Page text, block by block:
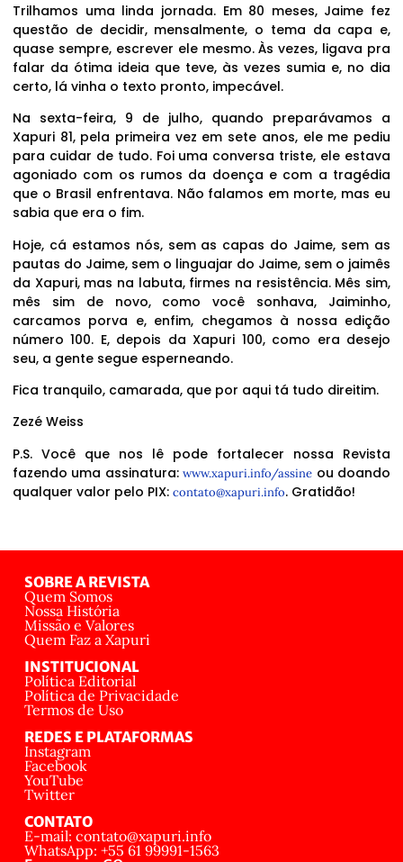
Trilhamos uma linda jornada. Em 80 meses, Jaime fez
questão de decidir, mensalmente, o tema da capa e,
quase sempre, escrever ele mesmo. Às vezes, ligava pra
falar da ótima ideia que teve, às vezes sumia e, no dia
certo, lá vinha o texto pronto, impecável.
Na sexta-feira, 9 de julho, quando preparávamos a
Xapuri 81, pela primeira vez em sete anos, ele me pediu
para cuidar de tudo. Foi uma conversa triste, ele estava
agoniado com os rumos da doença e com a tragédia
que o Brasil enfrentava. Não falamos em morte, mas eu
sabia que era o fim.
Hoje, cá estamos nós, sem as capas do Jaime, sem as
pautas do Jaime, sem o linguajar do Jaime, sem o jaimês
da Xapuri, mas na labuta, firmes na resistência. Mês sim,
mês sim de novo, como você sonhava, Jaiminho,
carcamos porva e, enfim, chegamos à nossa edição
número 100. E, depois da Xapuri 100, como era desejo
seu, a gente segue esperneando.
Fica tranquilo, camarada, que por aqui tá tudo direitim.
Zezé Weiss
P.S. Você que nos lê pode fortalecer nossa Revista
fazendo uma assinatura:www.xapuri.info/assine ou doando
qualquer valor pelo PIX: contato@xapuri.info. Gratidão!
SOBRE A REVISTA
Quem Somos
Nossa História
Missão e Valores
Quem Faz a Xapuri
INSTITUCIONAL
Política Editorial
Política de Privacidade
Termos de Uso
REDES E PLATAFORMAS
Instagram
Facebook
YouTube
Twitter
CONTATO
E-mail: contato@xapuri.info
WhatsApp: +55 61 99991-1563